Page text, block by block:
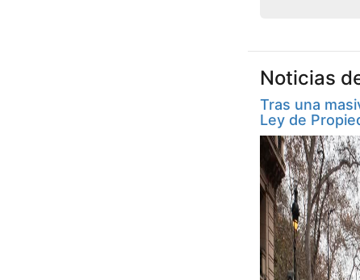
Noticias
Tras una
Ley de